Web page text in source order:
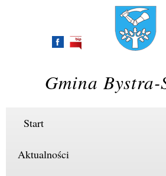
Przejdź
Gmina Bystra-
Start
Aktualności